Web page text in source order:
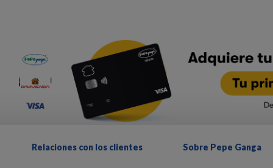
Relaciones con los clientes Sobre Pepe Ganga